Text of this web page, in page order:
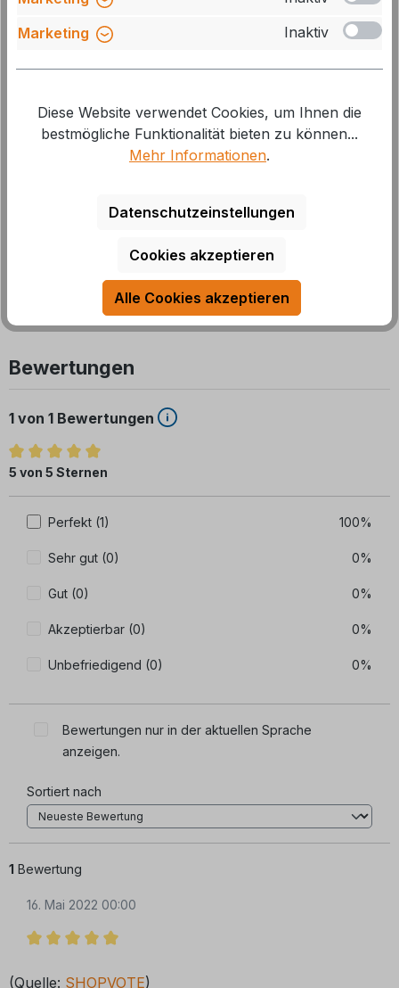
Art.Nr.: 43982140
Lieferzeit: 1 Woche
15,30 €* 16,95 €*
Bewertungen
1 von 1 Bewertungen
Durchschnittliche Bewertung von 5 von 5 Sternen
5 von 5 Sternen
Perfekt (1) 100%
Sehr gut (0) 0%
Gut (0) 0%
Akzeptierbar (0) 0%
Unbefriedigend (0) 0%
Bewertungen nur in der aktuellen Sprache
anzeigen.
Sortiert nach
1 Bewertung
16. Mai 2022 00:00
(Quelle: SHOPVOTE)
Marketing
Inaktiv
Diese Website verwendet Cookies, um Ihnen die
bestmögliche Funktionalität bieten zu können...
Mehr Informationen.
Datenschutzeinstellungen
Cookies akzeptieren
Alle Cookies akzeptieren